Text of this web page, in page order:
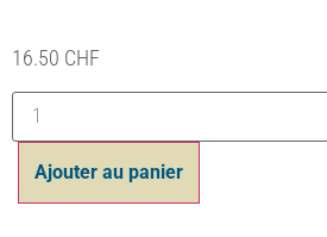
16.50 CHF
Ajouter au panier